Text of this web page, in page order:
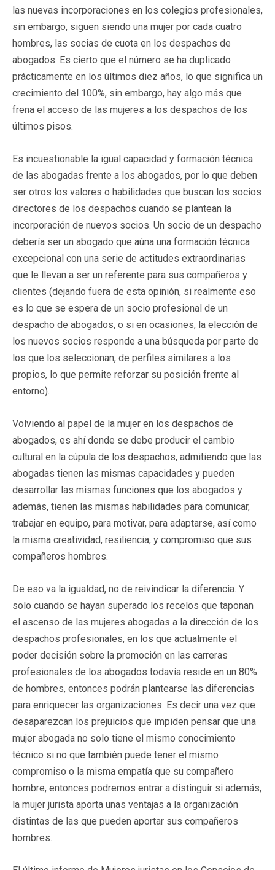
las nuevas incorporaciones en los colegios profesionales,
sin embargo, siguen siendo una mujer por cada cuatro
hombres, las socias de cuota en los despachos de
abogados. Es cierto que el número se ha duplicado
prácticamente en los últimos diez años, lo que significa un
crecimiento del 100%, sin embargo, hay algo más que
frena el acceso de las mujeres a los despachos de los
últimos pisos.
Es incuestionable la igual capacidad y formación técnica
de las abogadas frente a los abogados, por lo que deben
ser otros los valores o habilidades que buscan los socios
directores de los despachos cuando se plantean la
incorporación de nuevos socios. Un socio de un despacho
debería ser un abogado que aúna una formación técnica
excepcional con una serie de actitudes extraordinarias
que le llevan a ser un referente para sus compañeros y
clientes (dejando fuera de esta opinión, si realmente eso
es lo que se espera de un socio profesional de un
despacho de abogados, o si en ocasiones, la elección de
los nuevos socios responde a una búsqueda por parte de
los que los seleccionan, de perfiles similares a los
propios, lo que permite reforzar su posición frente al
entorno).
Volviendo al papel de la mujer en los despachos de
abogados, es ahí donde se debe producir el cambio
cultural en la cúpula de los despachos, admitiendo que las
abogadas tienen las mismas capacidades y pueden
desarrollar las mismas funciones que los abogados y
además, tienen las mismas habilidades para comunicar,
trabajar en equipo, para motivar, para adaptarse, así como
la misma creatividad, resiliencia, y compromiso que sus
compañeros hombres.
De eso va la igualdad, no de reivindicar la diferencia. Y
solo cuando se hayan superado los recelos que taponan
el ascenso de las mujeres abogadas a la dirección de los
despachos profesionales, en los que actualmente el
poder decisión sobre la promoción en las carreras
profesionales de los abogados todavía reside en un 80%
de hombres, entonces podrán plantearse las diferencias
para enriquecer las organizaciones. Es decir una vez que
desaparezcan los prejuicios que impiden pensar que una
mujer abogada no solo tiene el mismo conocimiento
técnico si no que también puede tener el mismo
compromiso o la misma empatía que su compañero
hombre, entonces podremos entrar a distinguir si además,
la mujer jurista aporta unas ventajas a la organización
distintas de las que pueden aportar sus compañeros
hombres.